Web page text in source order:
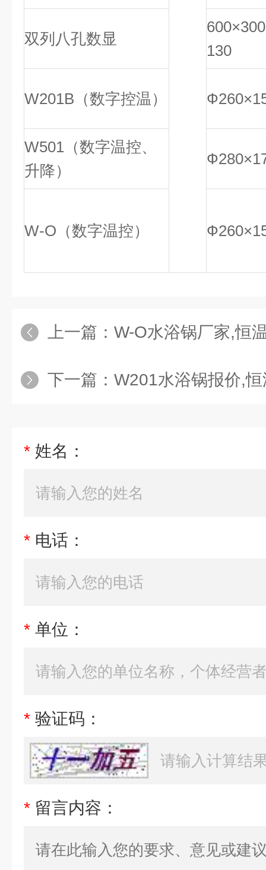
双列八孔数显
130
W201B（数字控温）
W501（数字温控、
升降）
W-O（数字温控）
上一篇： W-O水浴锅厂家,恒温水
下一篇： W201水浴锅报价,恒温
* 姓名：
* 电话：
* 单位：
* 验证码：
* 留言内容：